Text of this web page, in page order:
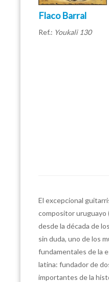
Flaco Barral
Ref.: Youkali 130
El excepcional
compositor uruguayo
desde la década de
sin duda, uno de los
fundamentales de la
latina: fundador de
importantes de la